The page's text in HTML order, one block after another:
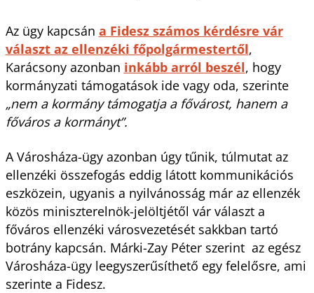
Az ügy kapcsán a Fidesz számos kérdésre vár
választ az ellenzéki főpolgármestertől,
Karácsony azonban inkább arról beszél, hogy
kormányzati támogatások ide vagy oda, szerinte
„nem a kormány támogatja a fővárost, hanem a
főváros a kormányt”.
A Városháza-ügy azonban úgy tűnik, túlmutat az
ellenzéki összefogás eddig látott kommunikációs
eszközein, ugyanis a nyilvánosság már az ellenzék
közös miniszterelnök-jelöltjétől vár választ a
főváros ellenzéki városvezetését sakkban tartó
botrány kapcsán. Márki-Zay Péter szerint az egész
Városháza-ügy leegyszerűsíthető egy felelősre, ami
szerinte a Fidesz.